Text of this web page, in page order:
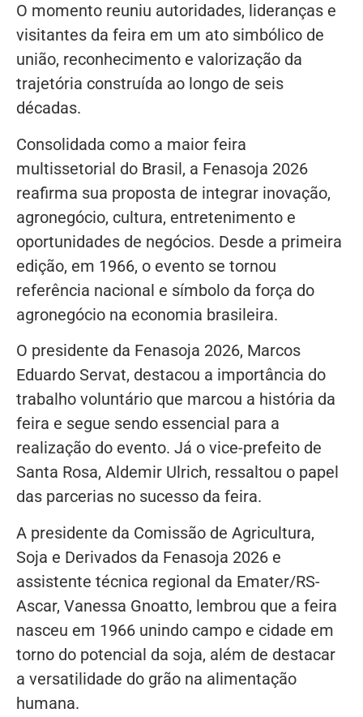
O momento reuniu autoridades, lideranças e
visitantes da feira em um ato simbólico de
união, reconhecimento e valorização da
trajetória construída ao longo de seis
décadas.
Consolidada como a maior feira
multissetorial do Brasil, a Fenasoja 2026
reafirma sua proposta de integrar inovação,
agronegócio, cultura, entretenimento e
oportunidades de negócios. Desde a primeira
edição, em 1966, o evento se tornou
referência nacional e símbolo da força do
agronegócio na economia brasileira.
O presidente da Fenasoja 2026, Marcos
Eduardo Servat, destacou a importância do
trabalho voluntário que marcou a história da
feira e segue sendo essencial para a
realização do evento. Já o vice-prefeito de
Santa Rosa, Aldemir Ulrich, ressaltou o papel
das parcerias no sucesso da feira.
A presidente da Comissão de Agricultura,
Soja e Derivados da Fenasoja 2026 e
assistente técnica regional da Emater/RS-
Ascar, Vanessa Gnoatto, lembrou que a feira
nasceu em 1966 unindo campo e cidade em
torno do potencial da soja, além de destacar
a versatilidade do grão na alimentação
humana.